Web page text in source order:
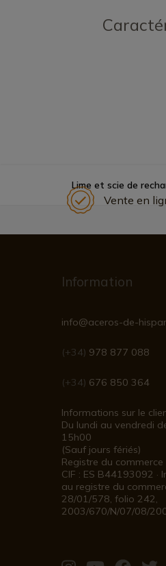
Lime et scie de
Vente en
Information
info@aceros-de-
(+34) 978 877 088
(+34) 676 850 364
Informations sur le
Du lundi au vendredi
15h00
(Sauf jours fériés)
Registre du commerce
CIF : ES B44193092 ·
au registre du
28/01/578, folio 242,
2003/670/N/07/08/